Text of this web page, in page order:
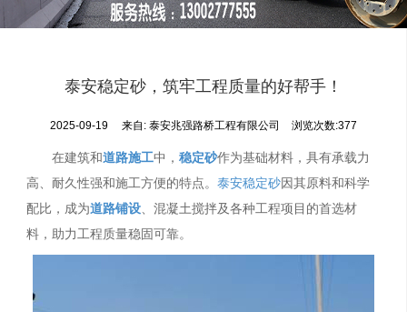
技术支持
泰安稳定砂，筑牢工程质量的好帮手！
2025-09-19 来自:泰安兆强路桥工程有限公司 浏览次数:377
在建筑和道路施工中，稳定砂作为基础材料，具有承载力
高、耐久性强和施工方便的特点。泰安稳定砂因其原料和科学
配比，成为道路铺设、混凝土搅拌及各种工程项目的首选材
料，助力工程质量稳固可靠。